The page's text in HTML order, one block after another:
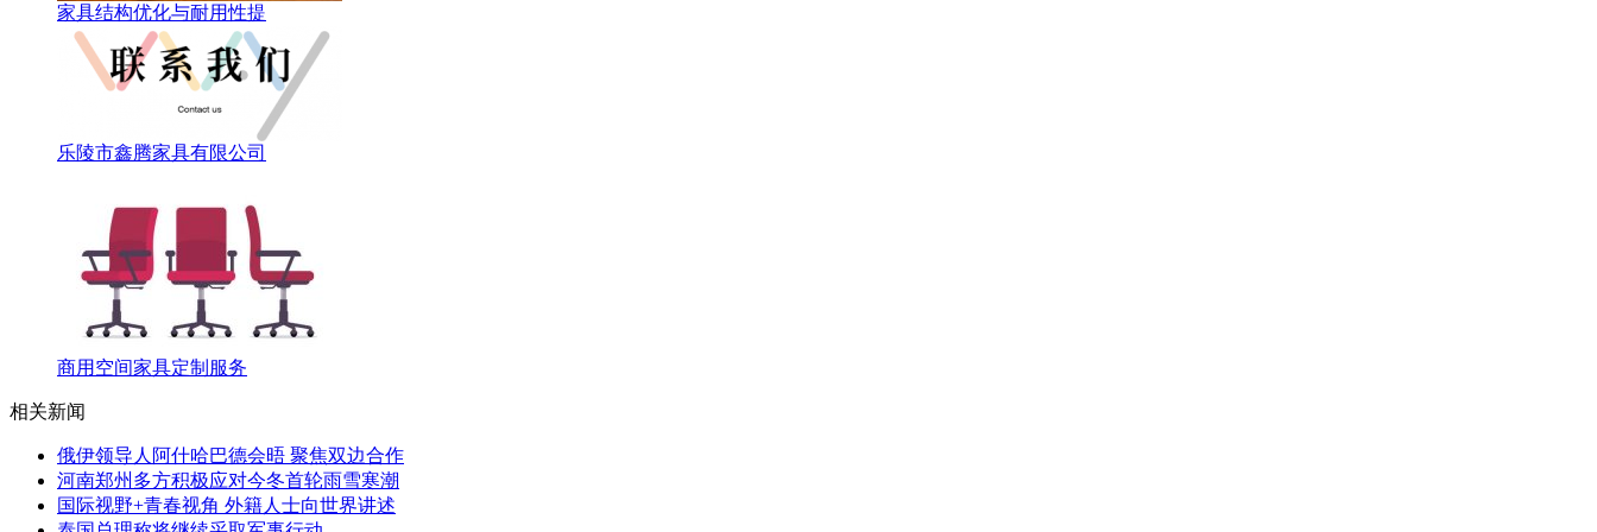
家具结构优化与耐用性提
乐陵市鑫腾家具有限公司
商用空间家具定制服务
相关新闻
俄伊领导人阿什哈巴德会晤 聚焦双边合作
河南郑州多方积极应对今冬首轮雨雪寒潮
国际视野+青春视角 外籍人士向世界讲述